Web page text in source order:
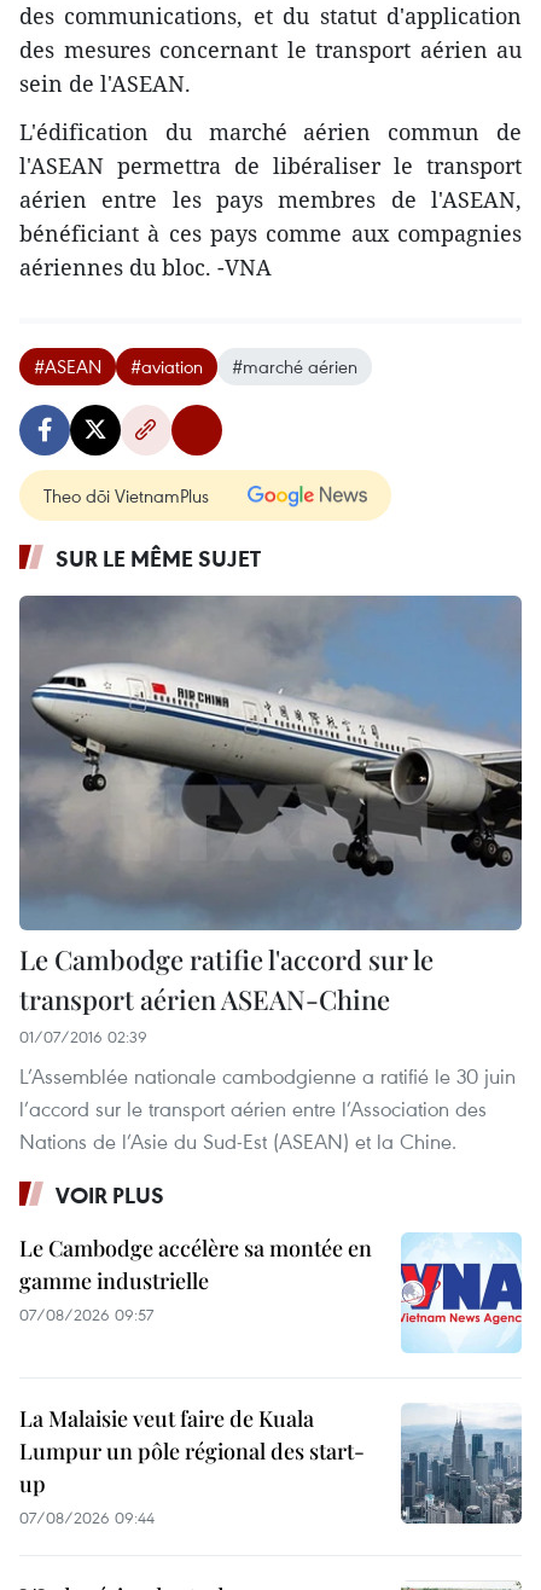
des communications, et du statut d'application
des mesures concernant le transport aérien au
sein de l'ASEAN.
L'édification du marché aérien commun de
l'ASEAN permettra de libéraliser le transport
aérien entre les pays membres de l'ASEAN,
bénéficiant à ces pays comme aux compagnies
aériennes du bloc. -VNA
#ASEAN #aviation #marché aérien
Theo dõi VietnamPlus
SUR LE MÊME SUJET
Le Cambodge ratifie l'accord sur le
transport aérien ASEAN-Chine
01/07/2016 02:39
L’Assemblée nationale cambodgienne a ratifié le 30 juin
l’accord sur le transport aérien entre l’Association des
Nations de l’Asie du Sud-Est (ASEAN) et la Chine.
VOIR PLUS
Le Cambodge accélère sa montée en
gamme industrielle
07/08/2026 09:57
La Malaisie veut faire de Kuala
Lumpur un pôle régional des start-
up
07/08/2026 09:44